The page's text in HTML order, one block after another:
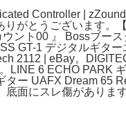
Controller |
がとうございます。
ウント00 』 Bossブー
GT-1 デジタルギタ
2112 | eBay。
LINE 6 ECHO PARK
ター UAFX Dream 65
底面にスレ傷がありま